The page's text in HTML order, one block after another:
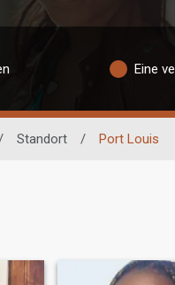
Eine
Standort / Port Louis